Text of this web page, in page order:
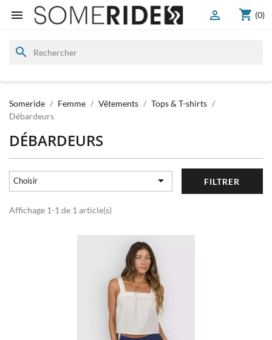
 shopping_cart (0)

search
Someride Femme Vêtements
Tops & T-shirts
Débardeurs
DÉBARDEURS
Choisir  FILTRER
Affichage 1-1 de 1 article(s)